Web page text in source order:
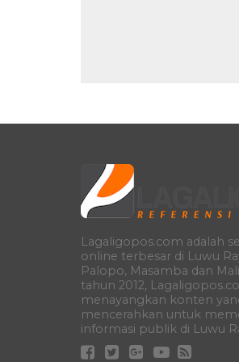
Lagaligopos.com adalah
online terbesar di Luwu
Palopo, Masamba dan
tahun 2012,
menayangkan konten
mencerahkan untuk
informasi publik di Luwu